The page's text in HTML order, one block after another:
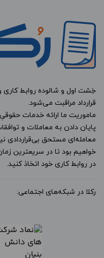
خِشت اول و شالوده روابط کاری
قرارداد مراقبت می‌شود.
ماموریت ما ارائه خدمات
پایان دادن به معاملات و
معامله‌ای مستحق
خواهیم بود تا در سریعترین
در روابط کاری خود اتخاذ کنید.
رکلا در شبکه‌های اجتماعی: